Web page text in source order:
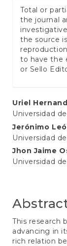
Total or
the journal
the source
to have the
or Sello
Main
Article
Content
Uriel
Universidad
Jerónimo
Universidad
Jhon Jaime
Universidad
This research
advancing in
rich relation